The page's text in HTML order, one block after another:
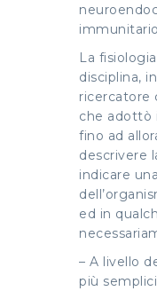
La
disciplina,
ricercatore
che adottò
fino ad
descrivere
indicare
ed in
– A livello
più